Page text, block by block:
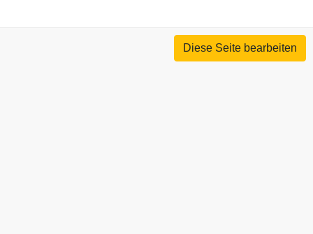
Diese Seite bearbeiten